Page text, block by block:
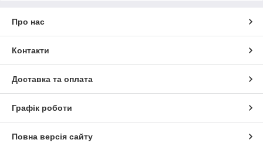
Про нас
Контакти
Доставка та оплата
Графік роботи
Повна версія сайту